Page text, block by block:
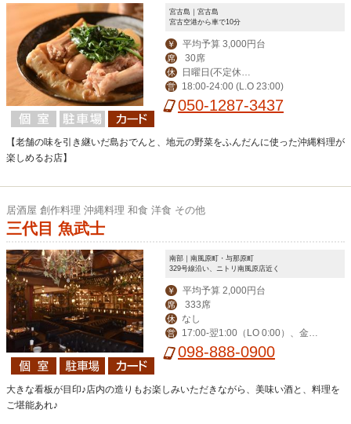
宮古島｜宮古島
宮古空港から車で10分
￥ 平均予算 3,000円台
席 30席
休
り)
営 18:00-24:00 (L.O 23:00)
050-1287-3437
【老舗の味を引き継いだ島おでんと、地元の野菜をふんだんに使った沖縄料理が
楽しめるお店】
居酒屋 創作料理 沖縄料理 和食 洋食 その他
三代目 魚武士
南部｜南風原町・与那原町
329号線沿い、ニトリ南風原店近く
￥ 平均予算 2,000円台
席 333席
休 なし
営
17:00-翌1:00（LO 0:00）、金土
祝前17:00-翌2:00（LO 翌1:00）
098-888-0900
大きな看板が目印♪店内の造りもお楽しみいただきながら、美味い酒と、料理を
ご堪能あれ♪